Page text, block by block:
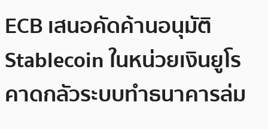
ECB เสนอคัดค้านอนุมัติ
Stablecoin ในหน่วยเงินยูโร
คาดกลัวระบบทำธนาคารล่ม